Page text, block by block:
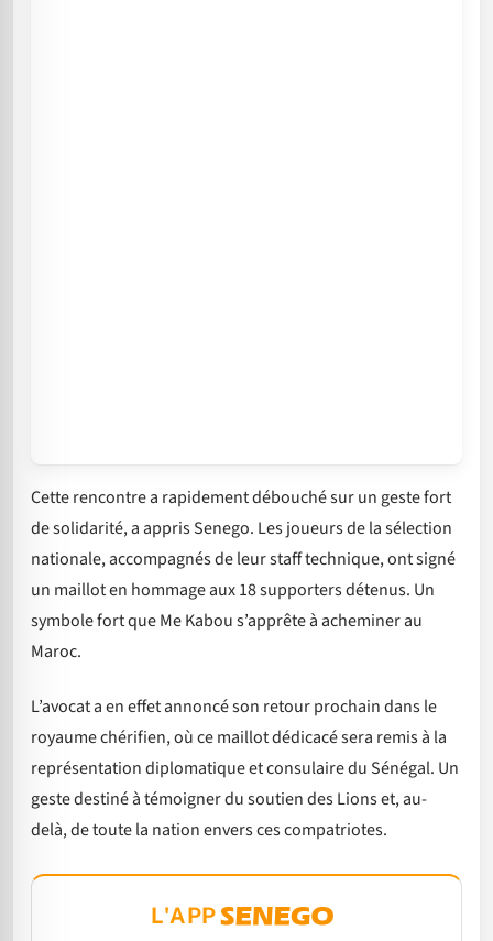
Cette rencontre a rapidement débouché sur un geste fort
de solidarité, a appris Senego. Les joueurs de la sélection
nationale, accompagnés de leur staff technique, ont signé
un maillot en hommage aux 18 supporters détenus. Un
symbole fort que Me Kabou s’apprête à acheminer au
Maroc.
L’avocat a en effet annoncé son retour prochain dans le
royaume chérifien, où ce maillot dédicacé sera remis à la
représentation diplomatique et consulaire du Sénégal. Un
geste destiné à témoigner du soutien des Lions et, au-
delà, de toute la nation envers ces compatriotes.
L'APP